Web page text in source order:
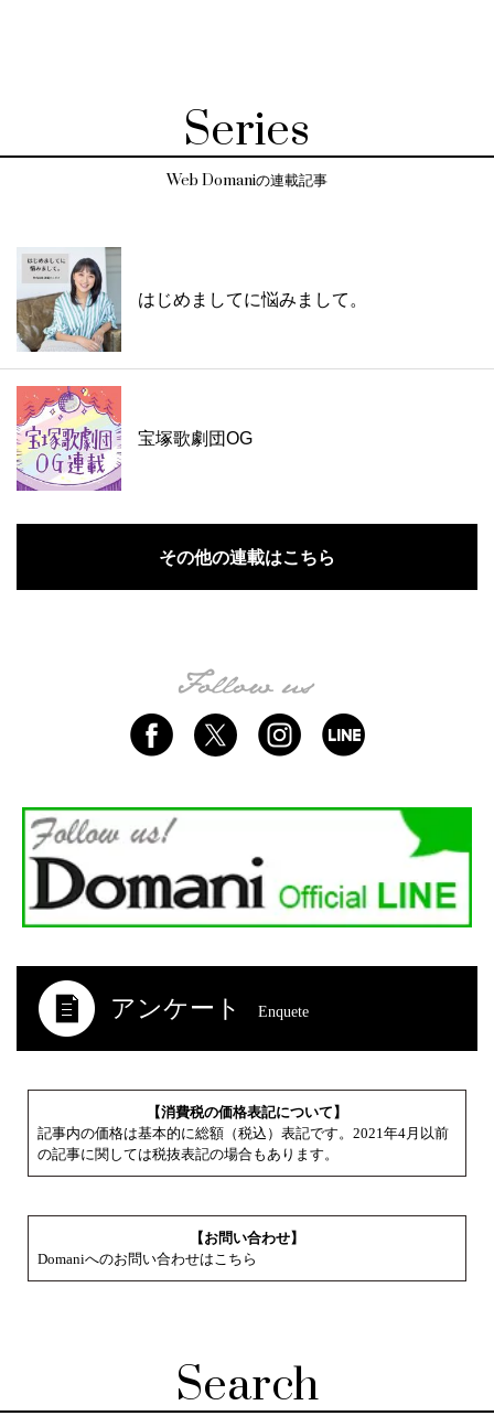
Series
Web Domaniの連載記事
はじめましてに悩みまして。
宝塚歌劇団OG
その他の連載はこちら
アンケート Enquete
【消費税の価格表記について】
記事内の価格は基本的に総額（税込）表記です。2021年4月以前
の記事に関しては税抜表記の場合もあります。
【お問い合わせ】
Domaniへのお問い合わせはこちら
Search